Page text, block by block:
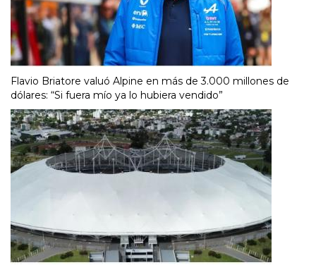
Flavio Briatore valuó Alpine en más de 3.000 millones de
dólares: “Si fuera mío ya lo hubiera vendido”